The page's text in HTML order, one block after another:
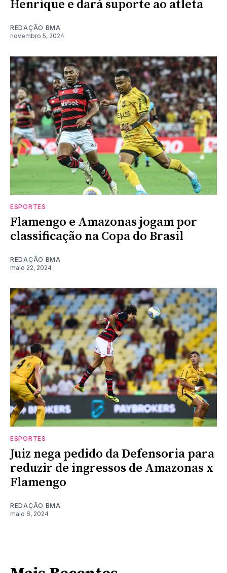
Henrique e dará suporte ao atleta
REDAÇÃO BMA
novembro 5, 2024
ESPORTES
Flamengo e Amazonas jogam por
classificação na Copa do Brasil
REDAÇÃO BMA
maio 22, 2024
ESPORTES
Juiz nega pedido da Defensoria para
reduzir de ingressos de Amazonas x
Flamengo
REDAÇÃO BMA
maio 6, 2024